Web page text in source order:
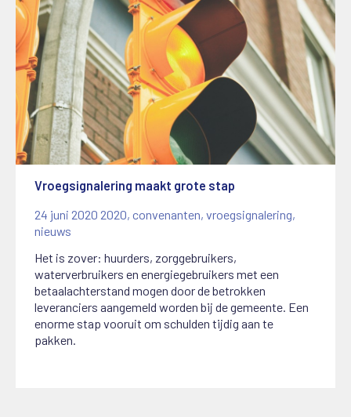
Vroegsignalering maakt grote stap
24 juni 2020 2020,convenanten,vroegsignalering,
nieuws
Het is zover: huurders, zorggebruikers,
waterverbruikers en energiegebruikers met een
betaalachterstand mogen door de betrokken
leveranciers aangemeld worden bij de gemeente. Een
enorme stap vooruit om schulden tijdig aan te
pakken.